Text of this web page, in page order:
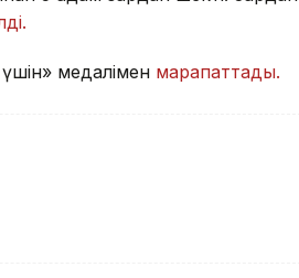
медалімен марапаттады.